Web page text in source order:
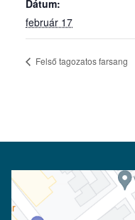
Dátum:
február 17
Felső tagozatos farsang